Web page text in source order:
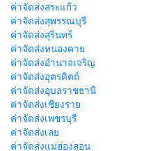
ค่าจัดส่งสระแก้ว
ค่าจัดส่งสุพรรณบุรี
ค่าจัดส่งสุรินทร์
ค่าจัดส่งหนองคาย
ค่าจัดส่งอำนาจเจริญ
ค่าจัดส่งอุตรดิตถ์
ค่าจัดส่งอุบลราชธานี
ค่าจัดส่งเชียงราย
ค่าจัดส่งเพชรบุรี
ค่าจัดส่งเลย
ค่าจัดส่งแม่ฮ่องสอน